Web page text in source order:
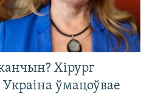
Хірург
ўмацоўвае